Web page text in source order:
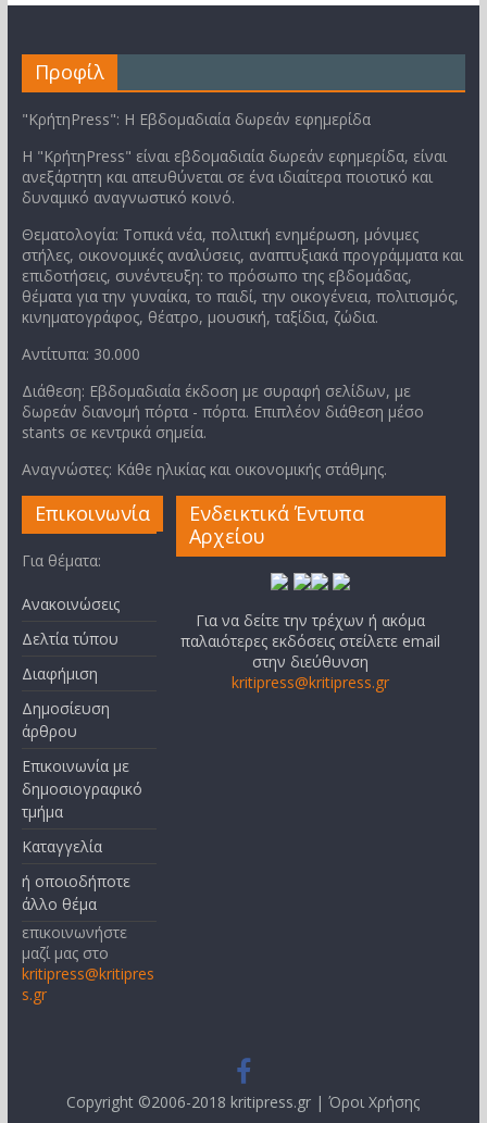
Προφίλ
"ΚρήτηPress": Η Εβδομαδιαία δωρεάν εφημερίδα
Η "ΚρήτηPress" είναι εβδομαδιαία δωρεάν εφημερίδα, είναι
ανεξάρτητη και απευθύνεται σε ένα ιδιαίτερα ποιοτικό και
δυναμικό αναγνωστικό κοινό.
Θεματολογία: Τοπικά νέα, πολιτική ενημέρωση, μόνιμες
στήλες, οικονομικές αναλύσεις, αναπτυξιακά προγράμματα και
επιδοτήσεις, συνέντευξη: το πρόσωπο της εβδομάδας,
θέματα για την γυναίκα, το παιδί, την οικογένεια, πολιτισμός,
κινηματογράφος, θέατρο, μουσική, ταξίδια, ζώδια.
Αντίτυπα: 30.000
Διάθεση: Εβδομαδιαία έκδοση με συραφή σελίδων, με
δωρεάν διανομή πόρτα - πόρτα. Επιπλέον διάθεση μέσο
stants σε κεντρικά σημεία.
Αναγνώστες: Κάθε ηλικίας και οικονομικής στάθμης.
Επικοινωνία
Για θέματα:
Ανακοινώσεις
Δελτία τύπου
Διαφήμιση
Δημοσίευση
άρθρου
Επικοινωνία με
δημοσιογραφικό
τμήμα
Καταγγελία
ή οποιοδήποτε
άλλο θέμα
επικοινωνήστε
μαζί μας στο
kritipress@kritipres
s.gr
Ενδεικτικά Έντυπα
Αρχείου
Για να δείτε την τρέχων ή ακόμα
παλαιότερες εκδόσεις στείλετε email
στην διεύθυνση
kritipress@kritipress.gr
Copyright ©2006-2018 kritipress.gr |Όροι Χρήσης